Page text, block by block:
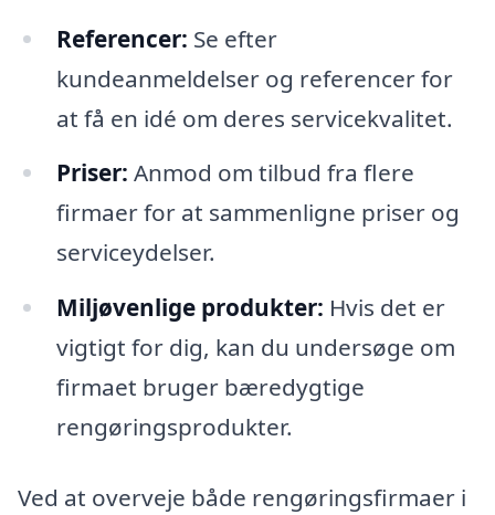
Referencer: Se efter
kundeanmeldelser og referencer for
at få en idé om deres servicekvalitet.
Priser: Anmod om tilbud fra flere
firmaer for at sammenligne priser og
serviceydelser.
Miljøvenlige produkter: Hvis det er
vigtigt for dig, kan du undersøge om
firmaet bruger bæredygtige
rengøringsprodukter.
Ved at overveje både rengøringsfirmaer i